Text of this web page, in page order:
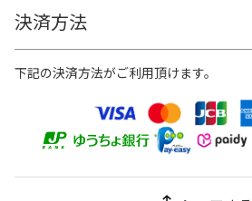
決済方法
下記の決済方法がご利用頂けます。